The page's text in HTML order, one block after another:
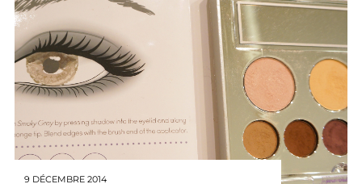
9 DÉCEMBRE 2014